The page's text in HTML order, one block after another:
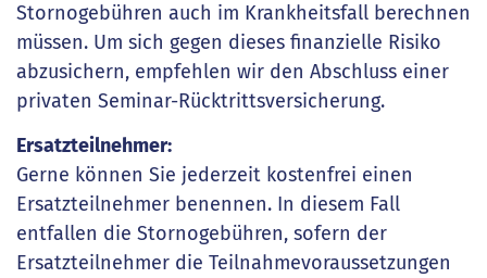
Stornogebühren auch im Krankheitsfall berechnen
müssen. Um sich gegen dieses finanzielle Risiko
abzusichern, empfehlen wir den Abschluss einer
privaten Seminar-Rücktrittsversicherung.
Ersatzteilnehmer:
Gerne können Sie jederzeit kostenfrei einen
Ersatzteilnehmer benennen. In diesem Fall
entfallen die Stornogebühren, sofern der
Ersatzteilnehmer die Teilnahmevoraussetzungen